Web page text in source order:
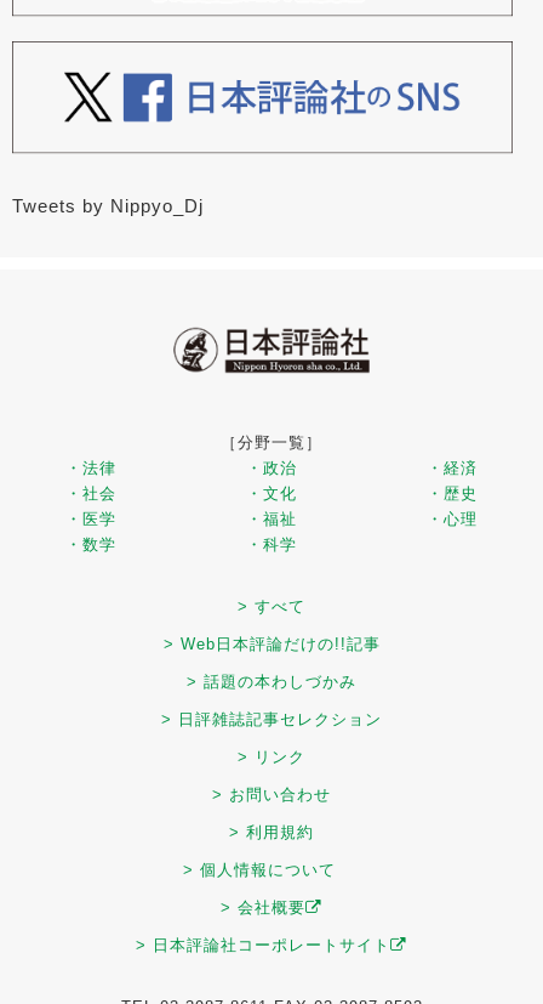
Tweets by Nippyo_Dj
［分野一覧］
・法律
・政治
・経済
・社会
・文化
・歴史
・医学
・福祉
・心理
・数学
・科学
> すべて
> Web日本評論だけの!!記事
> 話題の本わしづかみ
> 日評雑誌記事セレクション
> リンク
> お問い合わせ
> 利用規約
> 個人情報について
> 会社概要
> 日本評論社コーポレートサイト